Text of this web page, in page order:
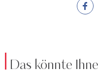
Das könnte